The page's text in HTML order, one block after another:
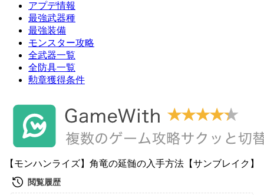
アプデ情報
最強武器種
最強装備
モンスター攻略
全武器一覧
全防具一覧
勲章獲得条件
【モンハンライズ】角竜の延髄の入手方法【サンブレイク】